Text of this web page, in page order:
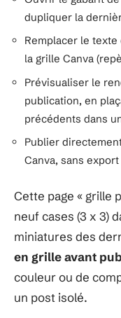
dupliquer la
Remplacer le
la grille Canva
Prévisualiser le
publication, en
précédents dans
Publier
Canva, sans
Cette page « grille
neuf cases (3 x 3)
miniatures des
en grille avant
couleur ou de
un post isolé.